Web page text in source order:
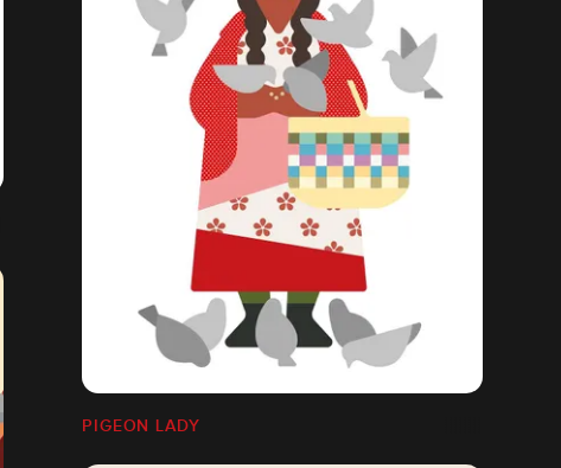
PIGEON LADY